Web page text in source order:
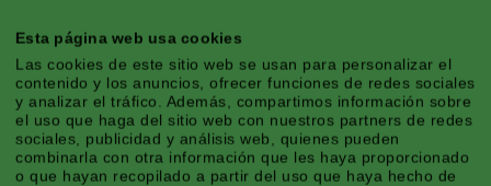
Esta página web usa cookies
Las cookies de este sitio web se usan para personalizar el
contenido y los anuncios, ofrecer funciones de redes sociales
y analizar el tráfico. Además, compartimos información sobre
el uso que haga del sitio web con nuestros partners de redes
sociales, publicidad y análisis web, quienes pueden
combinarla con otra información que les haya proporcionado
o que hayan recopilado a partir del uso que haya hecho de
Características